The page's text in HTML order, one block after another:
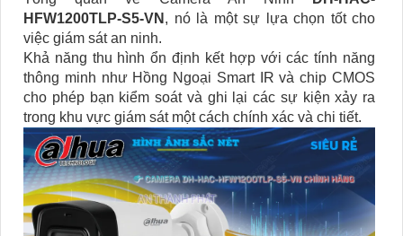
HFW1200TLP-S5-VN , nó là một sự lựa chọn tốt cho
việc giám sát an ninh.
Khả năng thu hình ổn định kết hợp với các tính năng
thông minh như Hồng Ngoại Smart IR và chip CMOS
cho phép bạn kiểm soát và ghi lại các sự kiện xảy ra
trong khu vực giám sát một cách chính xác và chi tiết.